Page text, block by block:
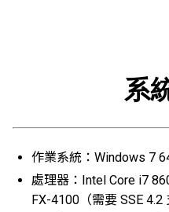
系
作業系統：Windows 7
處理器：Intel Core i7
FX-4100（需要 SSE 4.2